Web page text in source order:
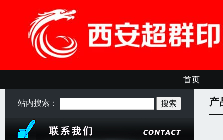
首页
站内搜索： 产